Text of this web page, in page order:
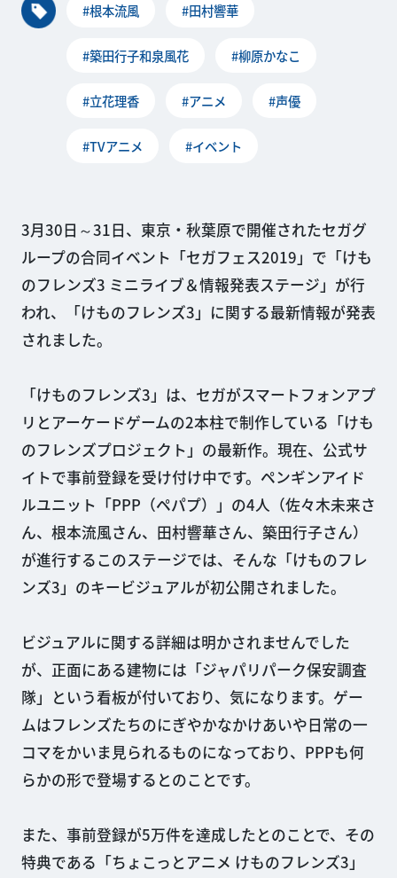
#根本流風 #田村響華
#築田行子和泉風花 #柳原かなこ
#立花理香 #アニメ #声優
#TVアニメ #イベント
3月30日～31日、東京・秋葉原で開催されたセガグ
ループの合同イベント「セガフェス2019」で「けも
のフレンズ3 ミニライブ＆情報発表ステージ」が行
われ、「けものフレンズ3」に関する最新情報が発表
されました。
「けものフレンズ3」は、セガがスマートフォンアプ
リとアーケードゲームの2本柱で制作している「けも
のフレンズプロジェクト」の最新作。現在、公式サ
イトで事前登録を受け付け中です。ペンギンアイド
ルユニット「PPP（ペパプ）」の4人（佐々木未来さ
ん、根本流風さん、田村響華さん、築田行子さん）
が進行するこのステージでは、そんな「けものフレ
ンズ3」のキービジュアルが初公開されました。
ビジュアルに関する詳細は明かされませんでした
が、正面にある建物には「ジャパリパーク保安調査
隊」という看板が付いており、気になります。ゲー
ムはフレンズたちのにぎやかなかけあいや日常の一
コマをかいま見られるものになっており、PPPも何
らかの形で登場するとのことです。
また、事前登録が5万件を達成したとのことで、その
特典である「ちょこっとアニメ けものフレンズ3」